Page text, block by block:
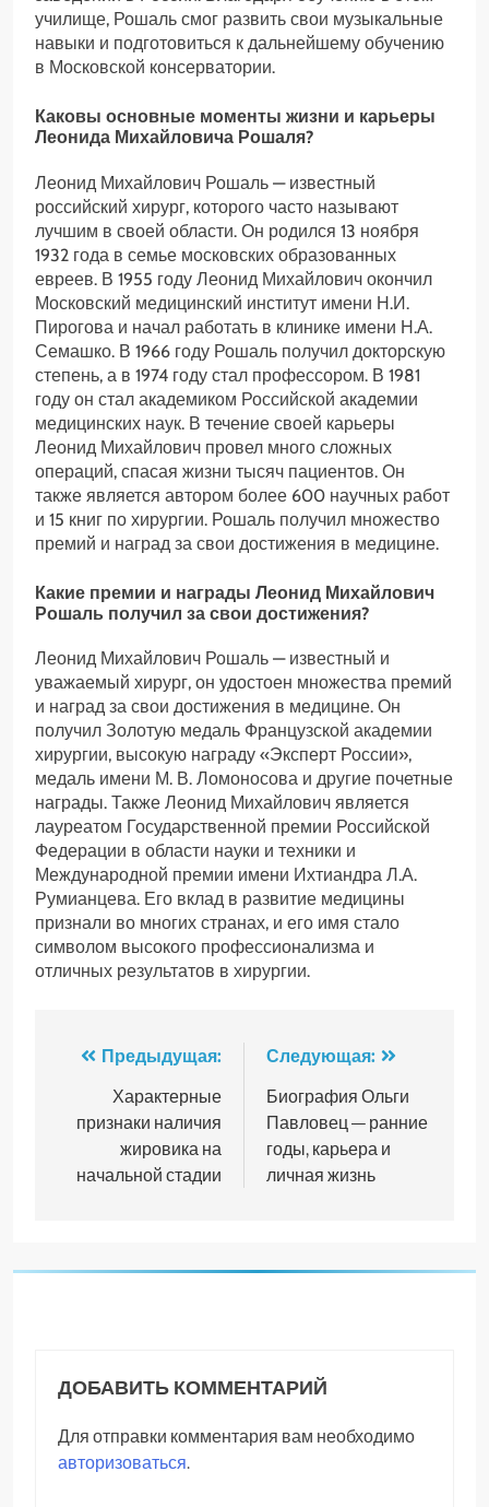
училище, Рошаль смог развить свои музыкальные
навыки и подготовиться к дальнейшему обучению
в Московской консерватории.
Каковы основные моменты жизни и карьеры
Леонида Михайловича Рошаля?
Леонид Михайлович Рошаль — известный
российский хирург, которого часто называют
лучшим в своей области. Он родился 13 ноября
1932 года в семье московских образованных
евреев. В 1955 году Леонид Михайлович окончил
Московский медицинский институт имени Н.И.
Пирогова и начал работать в клинике имени Н.А.
Семашко. В 1966 году Рошаль получил докторскую
степень, а в 1974 году стал профессором. В 1981
году он стал академиком Российской академии
медицинских наук. В течение своей карьеры
Леонид Михайлович провел много сложных
операций, спасая жизни тысяч пациентов. Он
также является автором более 600 научных работ
и 15 книг по хирургии. Рошаль получил множество
премий и наград за свои достижения в медицине.
Какие премии и награды Леонид Михайлович
Рошаль получил за свои достижения?
Леонид Михайлович Рошаль — известный и
уважаемый хирург, он удостоен множества премий
и наград за свои достижения в медицине. Он
получил Золотую медаль Французской академии
хирургии, высокую награду «Эксперт России»,
медаль имени М. В. Ломоносова и другие почетные
награды. Также Леонид Михайлович является
лауреатом Государственной премии Российской
Федерации в области науки и техники и
Международной премии имени Ихтиандра Л.А.
Румианцева. Его вклад в развитие медицины
признали во многих странах, и его имя стало
символом высокого профессионализма и
отличных результатов в хирургии.
Навигация
записям
Предыдущая:
Характерные
признаки наличия
жировика на
начальной стадии
Следующая:
Биография Ольги
Павловец — ранние
годы, карьера и
личная жизнь
ДОБАВИТЬ КОММЕНТАРИЙ
Для отправки комментария вам необходимо
авторизоваться.